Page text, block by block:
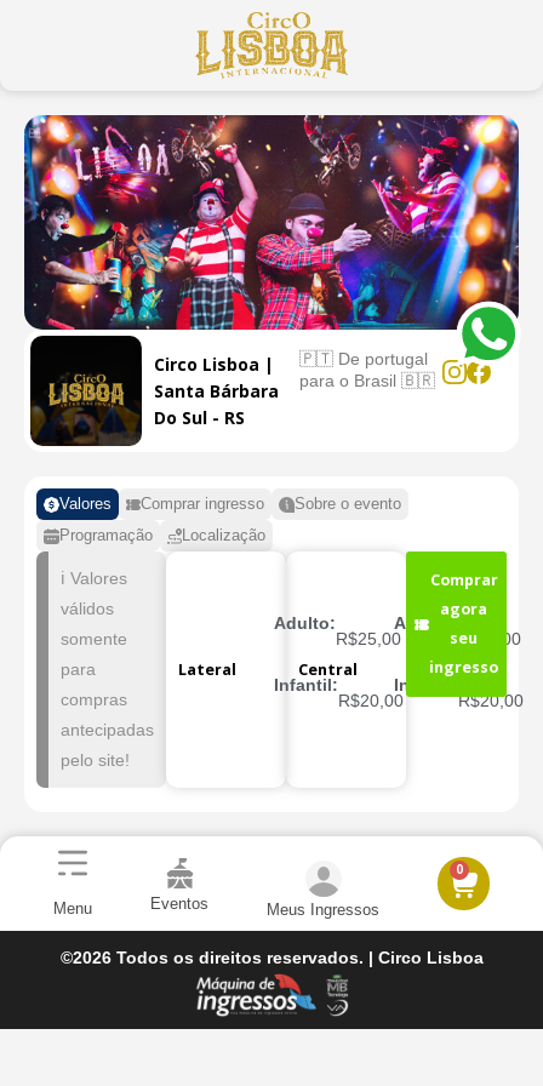
Circo Lisboa |
Santa Bárbara
Do Sul - RS
🇵🇹 De portugal
para o Brasil 🇧🇷
Valores Comprar ingresso
Sobre o evento
Programação
Localização
ℹ️ Valores
válidos
somente
para
compras
antecipadas
pelo site!
Lateral
Adulto:
R$25,00
Infantil:
R$20,00
Central
Adulto:
R$30,00
Infantil:
R$20,00
Comprar
agora
seu
ingresso
Menu Eventos Meus Ingressos
0
©2026 Todos os direitos reservados. | Circo Lisboa